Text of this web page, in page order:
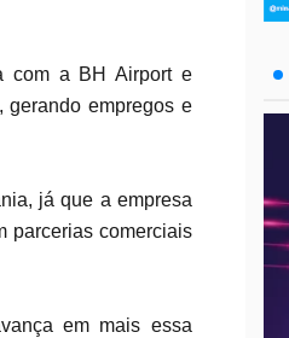
com a BH Airport e
gerando empregos e
já que a empresa
parcerias comerciais
em mais essa